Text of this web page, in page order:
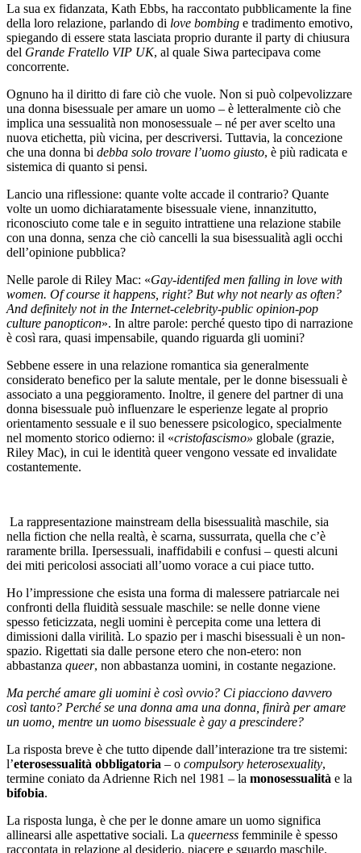
La sua ex fidanzata, Kath Ebbs, ha raccontato pubblicamente la fine
della loro relazione, parlando di love bombing e tradimento emotivo,
spiegando di essere stata lasciata proprio durante il party di chiusura
del Grande Fratello VIP UK, al quale Siwa partecipava come
concorrente.
Ognuno ha il diritto di fare ciò che vuole. Non si può colpevolizzare
una donna bisessuale per amare un uomo – è letteralmente ciò che
implica una sessualità non monosessuale – né per aver scelto una
nuova etichetta, più vicina, per descriversi. Tuttavia, la concezione
che una donna bi debba solo trovare l’uomo giusto, è più radicata e
sistemica di quanto si pensi.
Lancio una riflessione: quante volte accade il contrario? Quante
volte un uomo dichiaratamente bisessuale viene, innanzitutto,
riconosciuto come tale e in seguito intrattiene una relazione stabile
con una donna, senza che ciò cancelli la sua bisessualità agli occhi
dell’opinione pubblica?
Nelle parole di Riley Mac: «Gay-identifed men falling in love with
women. Of course it happens, right? But why not nearly as often?
And definitely not in the Internet-celebrity-public opinion-pop
culture panopticon». In altre parole: perché questo tipo di narrazione
è così rara, quasi impensabile, quando riguarda gli uomini?
Sebbene essere in una relazione romantica sia generalmente
considerato benefico per la salute mentale, per le donne bisessuali è
associato a una peggioramento. Inoltre, il genere del partner di una
donna bisessuale può influenzare le esperienze legate al proprio
orientamento sessuale e il suo benessere psicologico, specialmente
nel momento storico odierno: il «cristofascismo» globale (grazie,
Riley Mac), in cui le identità queer vengono vessate ed invalidate
costantemente.
La rappresentazione mainstream della bisessualità maschile, sia
nella fiction che nella realtà, è scarna, sussurrata, quella che c’è
raramente brilla. Ipersessuali, inaffidabili e confusi – questi alcuni
dei miti pericolosi associati all’uomo vorace a cui piace tutto.
Ho l’impressione che esista una forma di malessere patriarcale nei
confronti della fluidità sessuale maschile: se nelle donne viene
spesso feticizzata, negli uomini è percepita come una lettera di
dimissioni dalla virilità. Lo spazio per i maschi bisessuali è un non-
spazio. Rigettati sia dalle persone etero che non-etero: non
abbastanza queer, non abbastanza uomini, in costante negazione.
Ma perché amare gli uomini è così ovvio? Ci piacciono davvero
così tanto? Perché se una donna ama una donna, finirà per amare
un uomo, mentre un uomo bisessuale è gay a prescindere?
La risposta breve è che tutto dipende dall’interazione tra tre sistemi:
l’eterosessualità obbligatoria – o compulsory heterosexuality,
termine coniato da Adrienne Rich nel 1981 – la monosessualità e la
bifobia.
La risposta lunga, è che per le donne amare un uomo significa
allinearsi alle aspettative sociali. La queerness femminile è spesso
raccontata in relazione al desiderio, piacere e sguardo maschile.